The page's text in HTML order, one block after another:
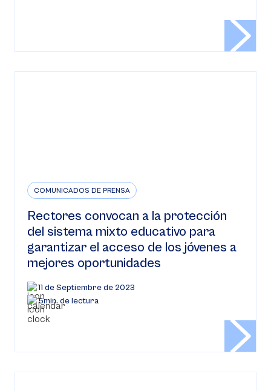
COMUNICADOS DE PRENSA
Rectores convocan a la protección
del sistema mixto educativo para
garantizar el acceso de los jóvenes a
mejores oportunidades
11 de Septiembre de 2023
5min. de lectura